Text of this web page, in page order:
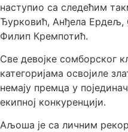
наступио са следећим
Ђурковић, Анђела
Филип Кремпотић.
Све девојке сомборског
категоријама освојиле
немају премца у
екипној конкуренцији.
Аљоша је са личним